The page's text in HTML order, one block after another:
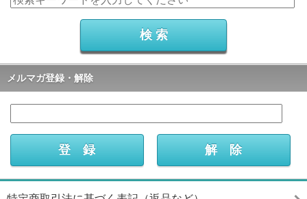
メルマガ登録・解除